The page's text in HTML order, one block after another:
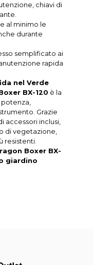
chiavi di
al minimo le
durante
semplificato ai
rapida
nel Verde
BX-120 è la
Grazie
accessori inclusi,
di vegetazione,
resistenti.
Boxer BX-
giardino